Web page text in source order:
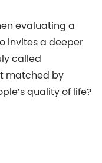
evaluating a
invites a deeper
called
matched by
quality of life?
featuring Mr.
of KPMG